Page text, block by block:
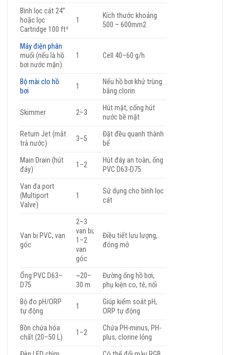
Bình lọc cát 24”
hoặc lọc
Cartridge 100 ft²
1
Kích thước khoảng
500 – 600mm2
Máy điện phân
muối (nếu là hồ
bơi nước mặn)
1 Cell 40–60 g/h
Bộ mài clo hồ
bơi
1
Nếu hồ bơi khử trùng
bằng clorin
Skimmer 2–3
Hút mặt, cống hút
nước bề mặt
Return Jet (mắt
trả nước)
3–5
Đặt đều quanh thành
bể
Main Drain (hút
đáy)
1–2
Hút đáy an toàn, ống
PVC D63-D75
Van đa port
(Multiport
Valve)
1
Sử dụng cho bình lọc
cát
Van bi PVC, van
góc
2–3
van bi;
1–2
van
góc
Điều tiết lưu lượng,
đóng mở
Ống PVC D63–
D75
~20–
30 m
Đường ống hồ bơi,
phụ kiện co, tê, nối
Bộ đo pH/ORP
tự động
1
Giúp kiểm soát pH,
ORP tự động
Bồn chứa hóa
chất (20–50 L)
1–2
Chứa PH-minus, PH-
plus, clorine lỏng